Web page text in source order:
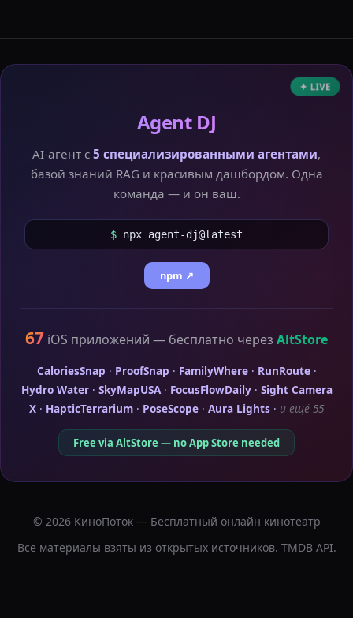
✦ LIVE
Agent DJ
AI-агент с 5 специализированными агентами,
базой знаний RAG и красивым дашбордом. Одна
команда — и он ваш.
$ npx agent-dj@latest
npm ↗
67 iOS приложений — бесплатно через AltStore
CaloriesSnap · ProofSnap · FamilyWhere· RunRoute·
Hydro Water· SkyMapUSA· FocusFlowDaily· Sight Camera
X · HapticTerrarium · PoseScope · Aura Lights · и ещё 55
Free via AltStore — no App Store needed
© 2026 КиноПоток — Бесплатный онлайн кинотеатр
Все материалы взяты из открытых источников. TMDB API.